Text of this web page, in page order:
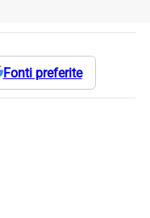
Fonti preferite